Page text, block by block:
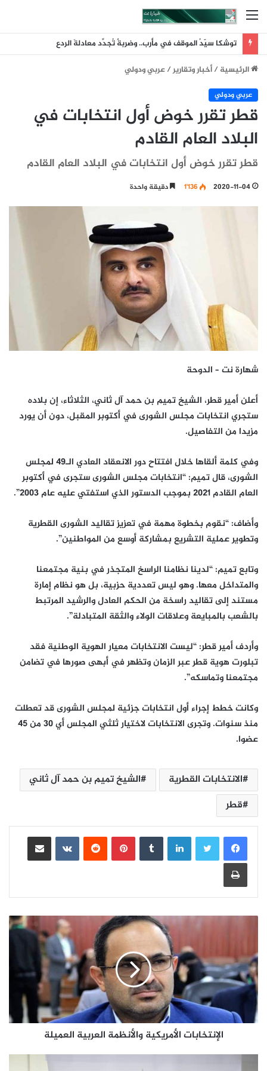
القائمة
توشكا سيّدُ الموقف في مأرب.. وضربةٌ تُجدِّد معادلةَ الردع
الرئيسية/أخبار وتقارير/عربي ودولي
عربي ودولي
قطر تقرر خوض أول انتخابات في
البلاد العام القادم
قطر تقرر خوض أول انتخابات في البلاد العام القادم
2020-11-04 1٬136 دقيقة واحدة
شهارة نت – الدوحة
أعلن أمير قطر، الشيخ تميم بن حمد آل ثاني، الثلاثاء، إن بلاده
ستجري انتخابات مجلس الشورى في أكتوبر المقبل، دون أن يورد
مزيدا من التفاصيل.
وفي كلمة ألقاها خلال افتتاح دور الانعقاد العادي الـ49 لمجلس
الشورى، قال تميم: “انتخابات مجلس الشورى ستجرى في أكتوبر
العام القادم 2021 بموجب الدستور الذي استفتي عليه عام 2003”.
وأضاف: “نقوم بخطوة مهمة في تعزيز تقاليد الشورى القطرية
وتطوير عملية التشريع بمشاركة أوسع من المواطنين”.
وتابع تميم: “لدينا نظامنا الراسخ المتجذر في بنية مجتمعنا
والمتداخل معها. وهو ليس تعددية حزبية، بل هو نظام إمارة
مستند إلى تقاليد راسخة من الحكم العادل والرشيد المرتبط
بالشعب بالمبايعة وعلاقات الولاء والثقة المتبادلة”.
وأردف أمير قطر: “ليست الانتخابات معيار الهوية الوطنية فقد
تبلورت هوية قطر عبر الزمان وتظهر في أبهى صورها في تضامن
مجتمعنا وتماسكه”.
وكانت خطط إجراء أول انتخابات جزئية لمجلس الشورى قد تعطلت
منذ سنوات. وتجرى الانتخابات لاختيار ثلثي المجلس أي 30 من 45
عضوا.
الانتخابات القطرية
الشيخ تميم بن حمد آل ثاني
قطر
لينكدإن بينتيريست
مشاركة عبر البريد
طباعة
الإنتخابات الأمريكية والأنظمة العربية العميلة